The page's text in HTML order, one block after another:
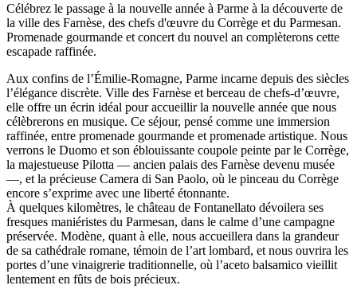
Célébrez le passage à la nouvelle année à Parme à la découverte de
la ville des Farnèse, des chefs d'œuvre du Corrège et du Parmesan.
Promenade gourmande et concert du nouvel an complèterons cette
escapade raffinée.
Aux confins de l’Émilie-Romagne, Parme incarne depuis des siècles
l’élégance discrète. Ville des Farnèse et berceau de chefs-d’œuvre,
elle offre un écrin idéal pour accueillir la nouvelle année que nous
célèbrerons en musique. Ce séjour, pensé comme une immersion
raffinée, entre promenade gourmande et promenade artistique. Nous
verrons le Duomo et son éblouissante coupole peinte par le Corrège,
la majestueuse Pilotta — ancien palais des Farnèse devenu musée
—, et la précieuse Camera di San Paolo, où le pinceau du Corrège
encore s’exprime avec une liberté étonnante.
À quelques kilomètres, le château de Fontanellato dévoilera ses
fresques maniéristes du Parmesan, dans le calme d’une campagne
préservée. Modène, quant à elle, nous accueillera dans la grandeur
de sa cathédrale romane, témoin de l’art lombard, et nous ouvrira les
portes d’une vinaigrerie traditionnelle, où l’aceto balsamico vieillit
lentement en fûts de bois précieux.